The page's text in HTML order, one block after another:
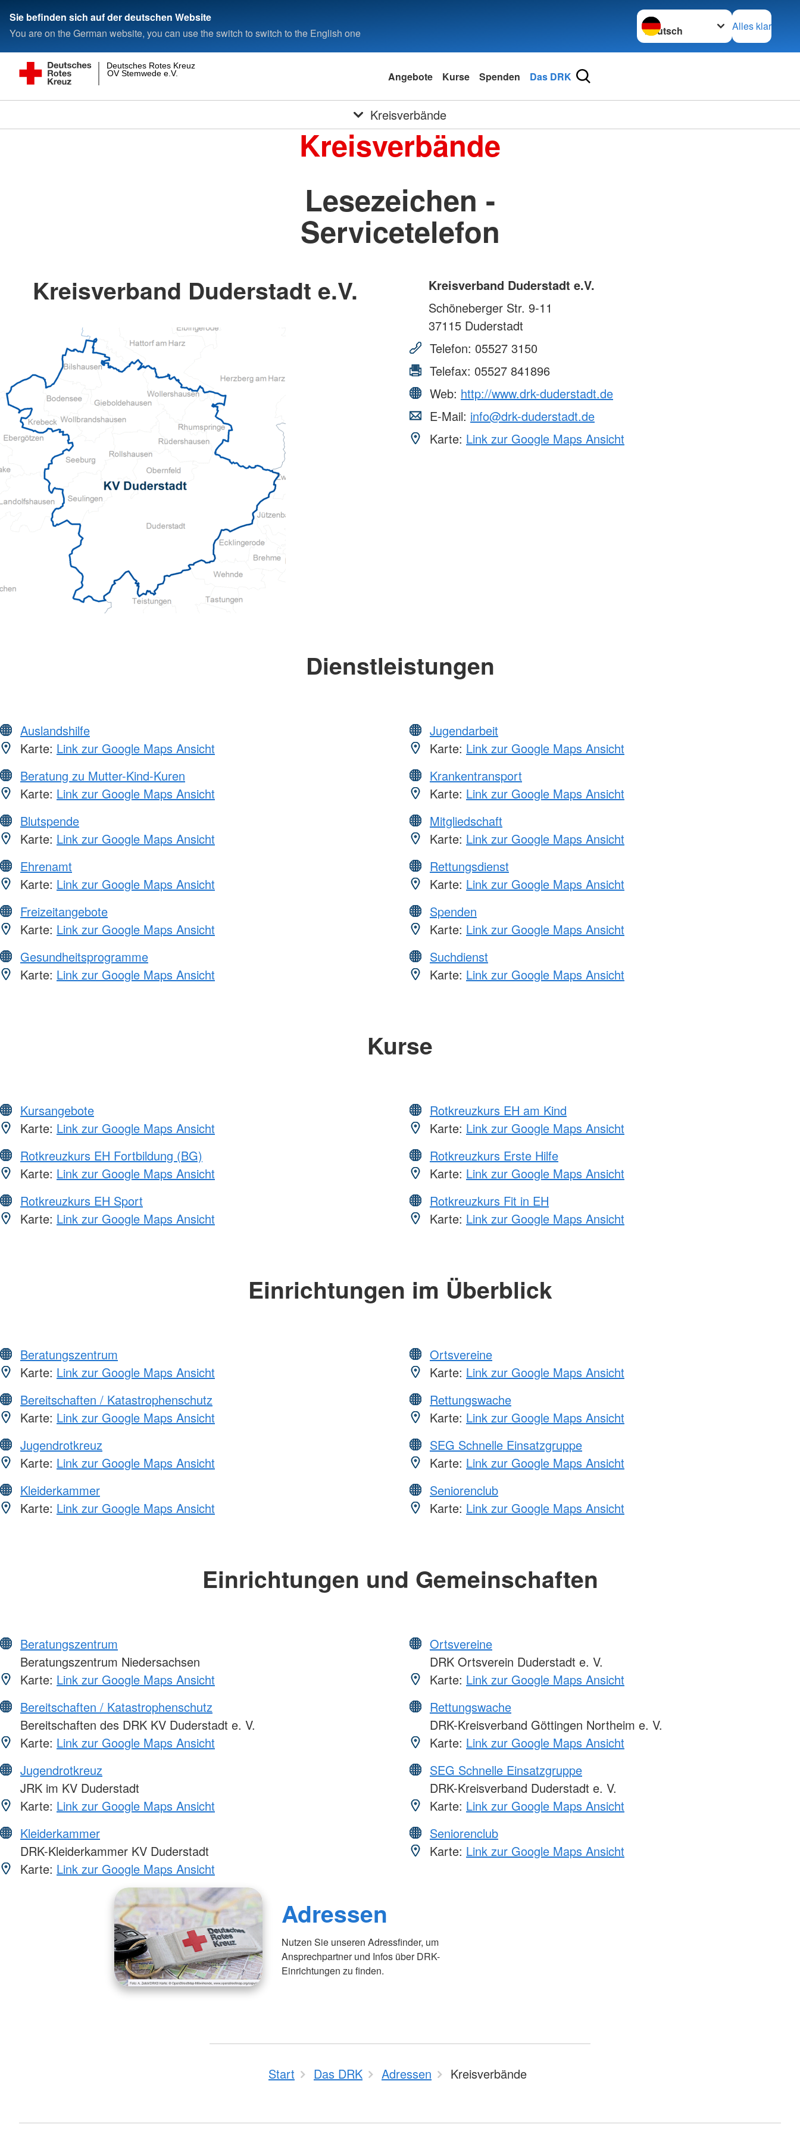
Sie befinden sich auf der deutschen Website
You are on the German website, you can use the switch to switch to the English one
Sprache wechseln zu
Alles klar
OV Stemwede e.V.
Deutsches Rotes Kreuz
Angebote Kurse Spenden Das DRK
Kreisverbände
Kreisverbände
Lesezeichen -
Servicetelefon
Kreisverband Duderstadt e.V.
Kreisverband Duderstadt e.V.
Schöneberger Str. 9-11
37115 Duderstadt
Telefon: 05527 3150
Telefax: 05527 841896
Web: http://www.drk-duderstadt.de
E-Mail: info@drk-duderstadt.de
Karte: Link zur Google Maps Ansicht
Dienstleistungen
Auslandshilfe
Karte: Link zur Google Maps Ansicht
Beratung zu Mutter-Kind-Kuren
Karte: Link zur Google Maps Ansicht
Blutspende
Karte: Link zur Google Maps Ansicht
Ehrenamt
Karte: Link zur Google Maps Ansicht
Freizeitangebote
Karte: Link zur Google Maps Ansicht
Gesundheitsprogramme
Karte: Link zur Google Maps Ansicht
Jugendarbeit
Karte: Link zur Google Maps Ansicht
Krankentransport
Karte: Link zur Google Maps Ansicht
Mitgliedschaft
Karte: Link zur Google Maps Ansicht
Rettungsdienst
Karte: Link zur Google Maps Ansicht
Spenden
Karte: Link zur Google Maps Ansicht
Suchdienst
Karte: Link zur Google Maps Ansicht
Kurse
Kursangebote
Karte: Link zur Google Maps Ansicht
Rotkreuzkurs EH Fortbildung (BG)
Karte: Link zur Google Maps Ansicht
Rotkreuzkurs EH Sport
Karte: Link zur Google Maps Ansicht
Rotkreuzkurs EH am Kind
Karte: Link zur Google Maps Ansicht
Rotkreuzkurs Erste Hilfe
Karte: Link zur Google Maps Ansicht
Rotkreuzkurs Fit in EH
Karte: Link zur Google Maps Ansicht
Einrichtungen im Überblick
Beratungszentrum
Karte: Link zur Google Maps Ansicht
Bereitschaften / Katastrophenschutz
Karte: Link zur Google Maps Ansicht
Jugendrotkreuz
Karte: Link zur Google Maps Ansicht
Kleiderkammer
Karte: Link zur Google Maps Ansicht
Ortsvereine
Karte: Link zur Google Maps Ansicht
Rettungswache
Karte: Link zur Google Maps Ansicht
SEG Schnelle Einsatzgruppe
Karte: Link zur Google Maps Ansicht
Seniorenclub
Karte: Link zur Google Maps Ansicht
Einrichtungen und Gemeinschaften
Beratungszentrum
Beratungszentrum Niedersachsen
Karte: Link zur Google Maps Ansicht
Bereitschaften / Katastrophenschutz
Bereitschaften des DRK KV Duderstadt e. V.
Karte: Link zur Google Maps Ansicht
Jugendrotkreuz
JRK im KV Duderstadt
Karte: Link zur Google Maps Ansicht
Kleiderkammer
DRK-Kleiderkammer KV Duderstadt
Karte: Link zur Google Maps Ansicht
Ortsvereine
DRK Ortsverein Duderstadt e. V.
Karte: Link zur Google Maps Ansicht
Rettungswache
DRK-Kreisverband Göttingen Northeim e. V.
Karte: Link zur Google Maps Ansicht
SEG Schnelle Einsatzgruppe
DRK-Kreisverband Duderstadt e. V.
Karte: Link zur Google Maps Ansicht
Seniorenclub
Karte: Link zur Google Maps Ansicht
Adressen
Nutzen Sie unseren Adressfinder, um
Ansprechpartner und Infos über DRK-
Einrichtungen zu finden.
Start Das DRK Adressen Kreisverbände